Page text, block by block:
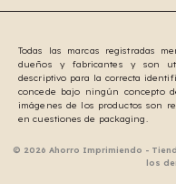
Todas las marcas registradas
dueños y fabricantes y son
descriptivo para la correcta
concede bajo ningún concepto
imágenes de los productos son
en cuestiones de packaging.
© 2026 Ahorro Imprimiendo -
los